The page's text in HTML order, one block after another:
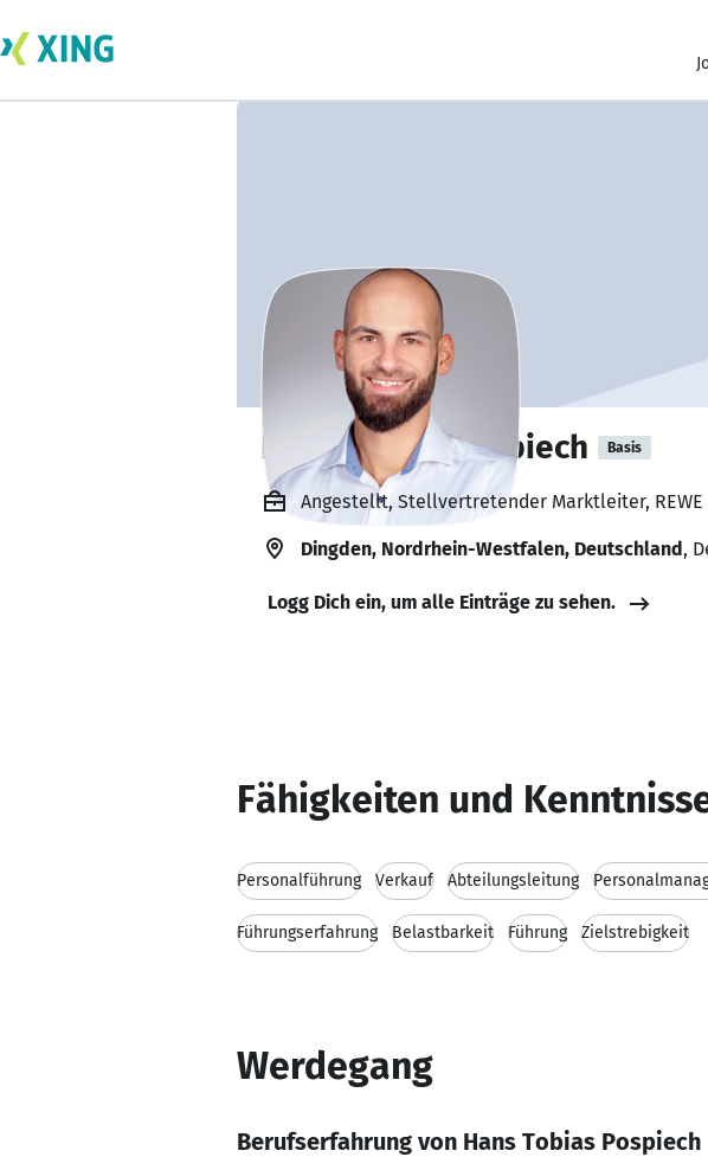
Hans Tobias Pospiech Basis
Angestellt, Stellvertretender Marktleiter, REWE
Dingden, Nordrhein-Westfalen, Deutschland,
Logg Dich ein, um alle Einträge zu sehen.
Fähigkeiten und
Personalführung Verkauf Abteilungsleitung
Führungserfahrung Belastbarkeit Führung Zielstrebigkeit
Werdegang
Berufserfahrung von Hans Tobias Pospiech